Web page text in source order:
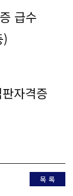
급수
자격증
목 록